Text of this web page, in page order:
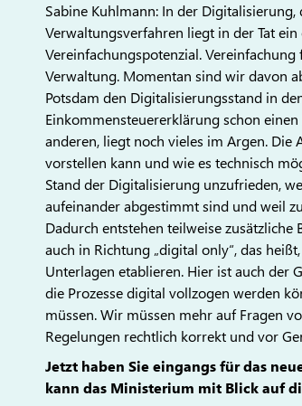
Sabine Kuhlmann: In der
Verwaltungsverfahren liegt in der Tat
Vereinfachungspotenzial.
Verwaltung. Momentan sind wir davon
Potsdam den Digitalisierungsstand in
Einkommensteuererklärung schon
anderen, liegt noch vieles im Argen.
vorstellen kann und wie es technisch
Stand der Digitalisierung unzufrieden,
aufeinander abgestimmt sind und weil
Dadurch entstehen teilweise
auch in Richtung „digital only“, das
Unterlagen etablieren. Hier ist auch der
die Prozesse digital vollzogen werden
müssen. Wir müssen mehr auf Fragen
Regelungen rechtlich korrekt und vor
Jetzt haben Sie eingangs für das
kann das Ministerium mit Blick auf